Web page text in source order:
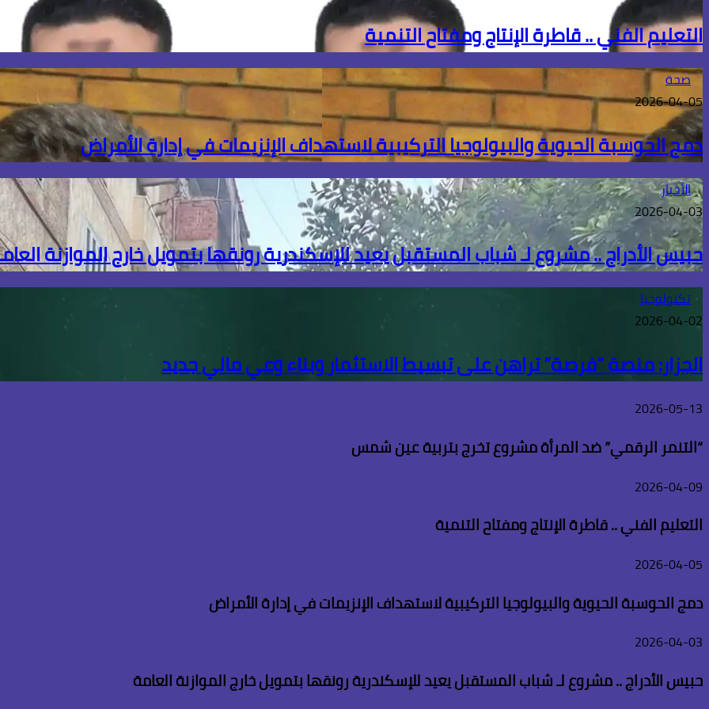
التعليم الفني .. قاطرة الإنتاج ومفتاح التنمية
صحة
2026-04-05
دمج الحوسبة الحيوية والبيولوجيا التركيبية لاستهداف الإنزيمات في إدارة الأمراض
الأخبار
2026-04-03
حبيس الأدراج .. مشروع لـ شباب المستقبل يعيد للإسكندرية رونقها بتمويل خارج الموازنة
تكنولوجيا
2026-04-02
الجزار: منصة “فرصة” تراهن على تبسيط الاستثمار وبناء وعي مالي جديد
2026-05-13
“التنمر الرقمي” ضد المرأة مشروع تخرج بتربية عين شمس
2026-04-09
التعليم الفني .. قاطرة الإنتاج ومفتاح التنمية
2026-04-05
دمج الحوسبة الحيوية والبيولوجيا التركيبية لاستهداف الإنزيمات في إدارة الأمراض
2026-04-03
حبيس الأدراج .. مشروع لـ شباب المستقبل يعيد للإسكندرية رونقها بتمويل خارج الموازنة العامة